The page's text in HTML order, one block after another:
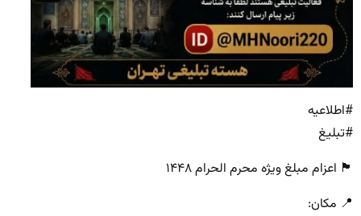
#اطلاعیه
#تبلیغ
🏴 اعزام مبلغ ویژه محرم الحرام ۱۴۴۸
📍 مکان: